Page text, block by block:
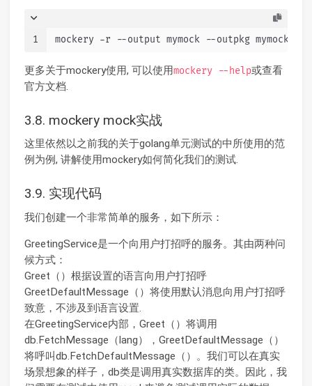
1 mockery -r --output mymock --outpkg mymock --
更多关于mockery使用, 可以使用mockery --help或查看
官方文档.
3.8. mockery mock实战
这里依然以之前我的关于golang单元测试的中所使用的范
例为例, 讲解使用mockery如何简化我们的测试.
3.9. 实现代码
我们创建一个非常简单的服务，如下所示：
GreetingService是一个向用户打招呼的服务。其由两种问
候方式：
Greet（）根据设置的语言向用户打招呼
GreetDefaultMessage（）将使用默认消息向用户打招呼
致意，不涉及到语言设置.
在GreetingService内部，Greet（）将调用
db.FetchMessage（lang），GreetDefaultMessage（）
将呼叫db.FetchDefaultMessage（）。我们可以在真实
场景想象的样子，db类是调用真实数据库的类。因此，我